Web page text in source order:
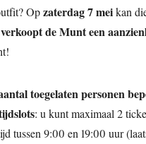
Opzaterdag 7 meikan
verkoopt de Munt een
toegelaten personen
: u kunt maximaal 2
tussen 9:00 en 19:00 uur